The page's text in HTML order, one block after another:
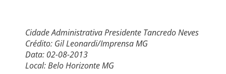
Cidade Administrativa Presidente Tancredo Neves
Crédito: Gil Leonardi/Imprensa MG
Data: 02-08-2013
Local: Belo Horizonte MG